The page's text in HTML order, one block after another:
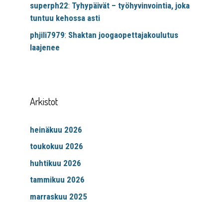
superph22: Tyhypäivät – työhyvinvointia, joka
tuntuu kehossa asti
phjili7979: Shaktan joogaopettajakoulutus
laajenee
Arkistot
heinäkuu 2026
toukokuu 2026
huhtikuu 2026
tammikuu 2026
marraskuu 2025